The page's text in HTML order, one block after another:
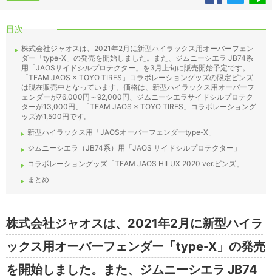
目次
株式会社ジャオスは、2021年2月に新型ハイラックス用オーバーフェン
ダー「type-X」の発売を開始しました。また、ジムニーシエラ JB74系
用「JAOSサイドシルプロテクター」を3月上旬に販売開始予定です。
「TEAM JAOS × TOYO TIRES」コラボレーショングッズの限定ピンズ
は現在販売中となっています。価格は、新型ハイラックス用オーバーフ
ェンダーが76,000円～92,000円、ジムニーシエラサイドシルプロテク
ターが13,000円、「TEAM JAOS × TOYO TIRES」コラボレーショング
ッズが1,500円です。
新型ハイラックス用「JAOSオーバーフェンダーtype-X」
ジムニーシエラ（JB74系）用「JAOS サイドシルプロテクター」
コラボレーショングッズ「TEAM JAOS HILUX 2020 ver.ピンズ」
まとめ
株式会社ジャオスは、2021年2月に新型ハイラ
ックス用オーバーフェンダー「type-X」の発売
を開始しました。また、ジムニーシエラ JB74